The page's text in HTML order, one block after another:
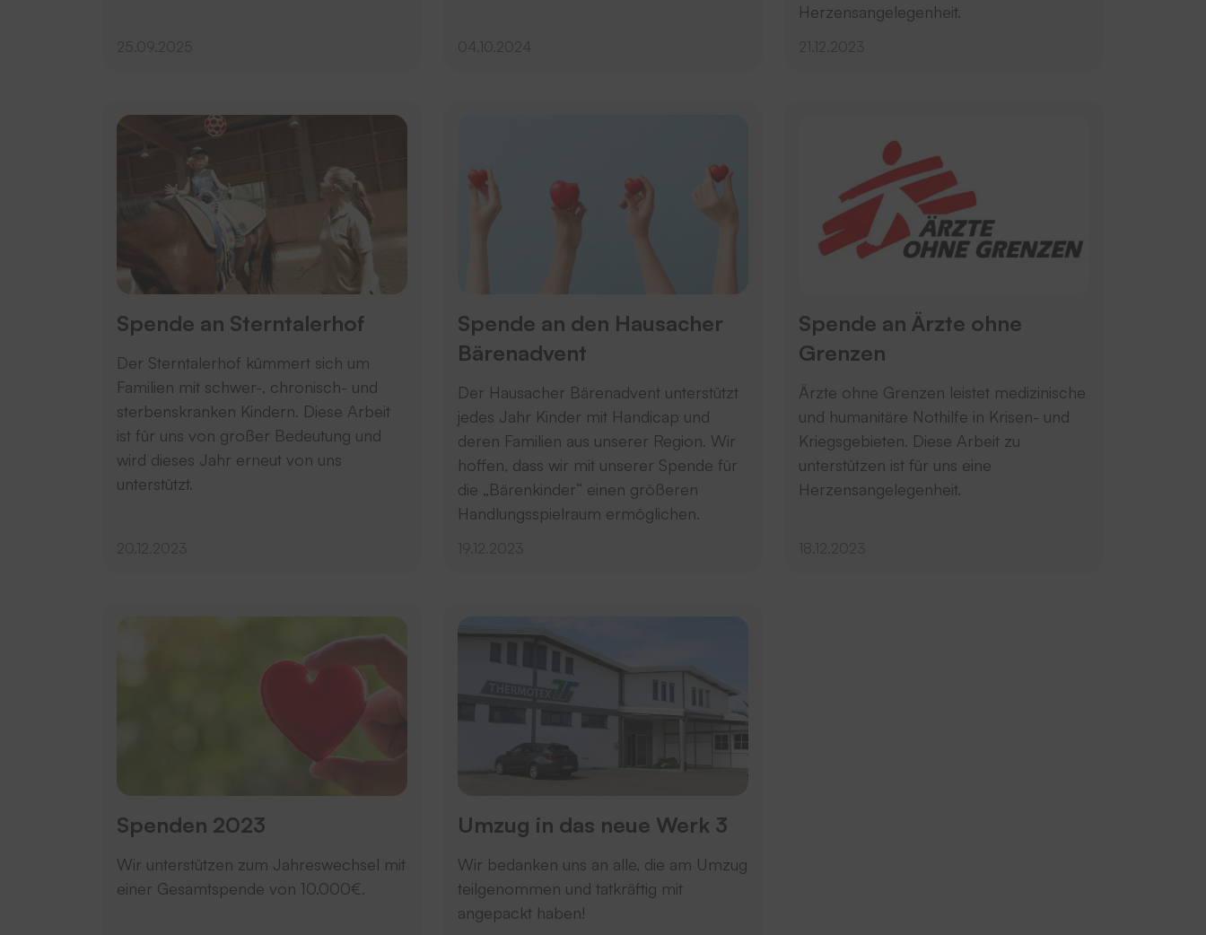
25.09.2025 04.10.2024
Herzensangelegenheit.
21.12.2023
Spende an Sterntalerhof
Der Sterntalerhof kümmert sich um
Familien mit schwer-, chronisch- und
sterbenskranken Kindern. Diese Arbeit
ist für uns von großer Bedeutung und
wird dieses Jahr erneut von uns
unterstützt.
20.12.2023
Spende an den Hausacher
Bärenadvent
Der Hausacher Bärenadvent unterstützt
jedes Jahr Kinder mit Handicap und
deren Familien aus unserer Region. Wir
hoffen, dass wir mit unserer Spende für
die „Bärenkinder“ einen größeren
Handlungsspielraum ermöglichen.
19.12.2023
Spende an Ärzte ohne
Grenzen
Ärzte ohne Grenzen leistet medizinische
und humanitäre Nothilfe in Krisen- und
Kriegsgebieten. Diese Arbeit zu
unterstützen ist für uns eine
Herzensangelegenheit.
18.12.2023
Spenden 2023
Wir unterstützen zum Jahreswechsel mit
einer Gesamtspende von 10.000€.
Umzug in das neue Werk 3
Wir bedanken uns an alle, die am Umzug
teilgenommen und tatkräftig mit
angepackt haben!